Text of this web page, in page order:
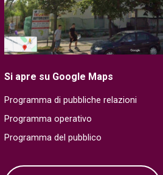
Si apre su Google Maps
Programma di pubbliche relazioni
Programma operativo
Programma del pubblico